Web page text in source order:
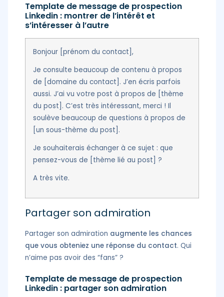
Template de message de prospection
Linkedin : montrer de l’intérêt et
s’intéresser à l’autre
Bonjour [prénom du contact],
Je consulte beaucoup de contenu à propos
de [domaine du contact]. J’en écris parfois
aussi. J’ai vu votre post à propos de [thème
du post]. C’est très intéressant, merci ! Il
soulève beaucoup de questions à propos de
[un sous-thème du post].
Je souhaiterais échanger à ce sujet : que
pensez-vous de [thème lié au post] ?
A très vite.
Partager son admiration
Partager son admiration augmente les chances
que vous obteniez une réponse du contact. Qui
n’aime pas avoir des “fans” ?
Template de message de prospection
Linkedin : partager son admiration